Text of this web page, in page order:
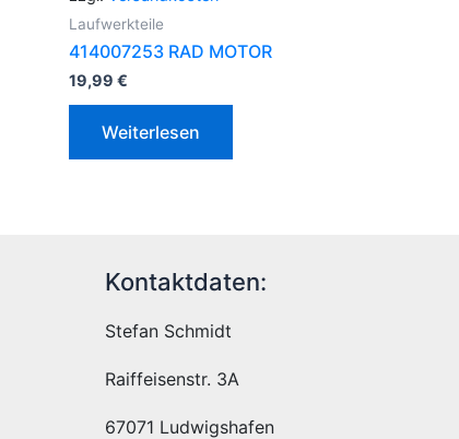
Laufwerkteile
414007253 RAD MOTOR
19,99 €
Weiterlesen
Kontaktdaten:
Stefan Schmidt
Raiffeisenstr. 3A
67071 Ludwigshafen